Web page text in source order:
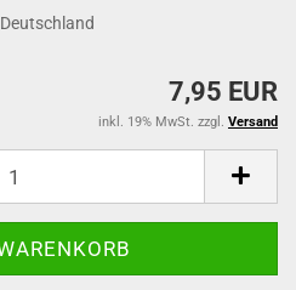
Deutschland
7,95 EUR
inkl. 19% MwSt. zzgl. Versand